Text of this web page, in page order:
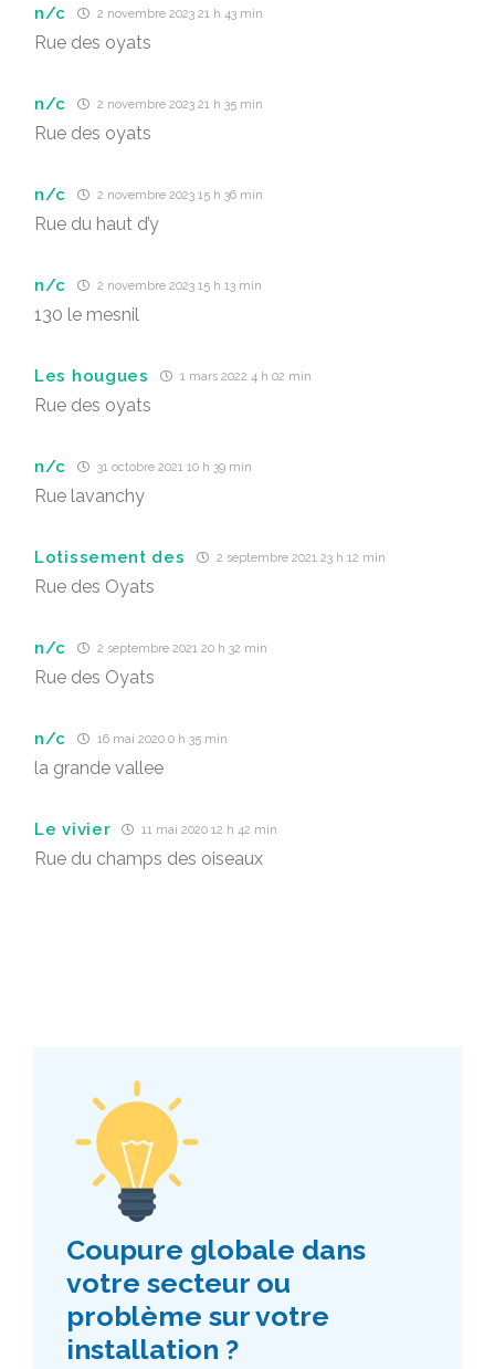
n/c 2 novembre 2023 21 h 43 min
Rue des oyats
n/c 2 novembre 2023 21 h 35 min
Rue des oyats
n/c 2 novembre 2023 15 h 36 min
Rue du haut d’y
n/c 2 novembre 2023 15 h 13 min
130 le mesnil
Les hougues 1 mars 2022 4 h 02 min
Rue des oyats
n/c 31 octobre 2021 10 h 39 min
Rue lavanchy
Lotissement des 2 septembre 2021 23 h 12 min
Rue des Oyats
n/c 2 septembre 2021 20 h 32 min
Rue des Oyats
n/c 16 mai 2020 0 h 35 min
la grande vallee
Le vivier 11 mai 2020 12 h 42 min
Rue du champs des oiseaux
Coupure globale dans
votre secteur ou
problème sur votre
installation ?